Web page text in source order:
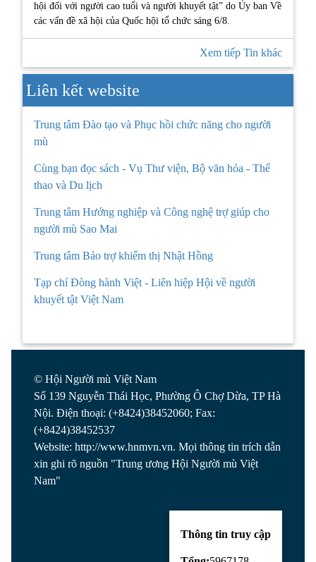
hội đối với người cao tuổi và người khuyết tật” do Ủy ban Về
các vấn đề xã hội của Quốc hội tổ chức sáng 6/8.
Xem tiếp Tin khác
Liên kết website
Trung tâm Đào tạo và Phục hồi chức năng cho người
mù
Cùng bạn đọc sách - Vụ Thư viện, Bộ văn hóa - Thể
thao và Du lịch
Trung tâm Hướng nghiệp và Công nghệ trợ giúp cho
người mù Sao Mai
Trung tâm Bảo trợ khiếm thị Nhật Hồng
Tạp chí Đòng hành Việt - Liên hiệp Hội về người
khuyết tật Việt Nam
© Hội Người mù Việt Nam
Số 139 Nguyễn Thái Học, Phường Ô Chợ Dừa, TP Hà
Nội. Điện thoại: (+8424)38452060; Fax:
(+8424)38452537
Website: http://www.hnmvn.vn. Mọi thông tin trích dẫn
xin ghi rõ nguồn "Trung ương Hội Người mù Việt
Nam"
Thông tin truy cập